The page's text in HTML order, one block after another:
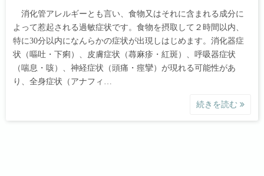
消化管アレルギーとも言い、食物又はそれに含まれる成分に
よって惹起される過敏症状です。食物を摂取して２時間以内、
特に30分以内になんらかの症状が出現しはじめます。消化器症
状（嘔吐・下痢）、皮膚症状（蕁麻疹・紅斑）、呼吸器症状
（喘息・咳）、神経症状（頭痛・痙攣）が現れる可能性があ
り、全身症状（アナフィ…
続きを読む